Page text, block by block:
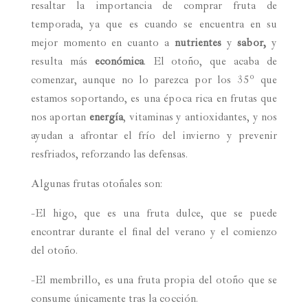
resaltar la importancia de comprar fruta de
temporada, ya que es cuando se encuentra en su
mejor momento en cuanto a nutrientes ysabor,y
resulta más económica. El otoño, que acaba de
comenzar, aunque no lo parezca por los 35º que
estamos soportando, es una época rica en frutas que
nos aportan energía, vitaminas y antioxidantes, y nos
ayudan a afrontar el frío del invierno y prevenir
resfriados, reforzando las defensas.
Algunas frutas otoñales son:
-El higo, que es una fruta dulce, que se puede
encontrar durante el final del verano y el comienzo
del otoño.
-El membrillo, es una fruta propia del otoño que se
consume únicamente tras la cocción.